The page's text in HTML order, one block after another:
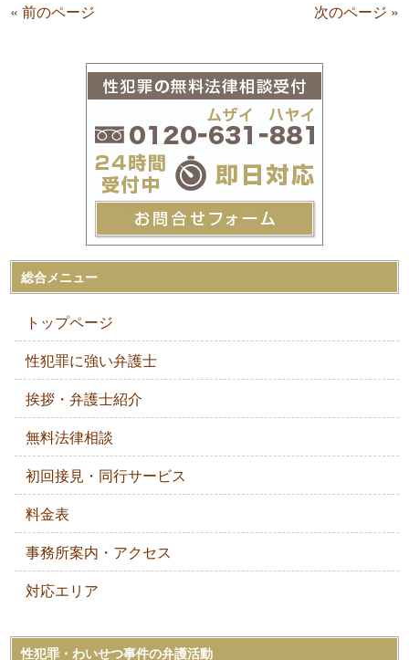
« 前のページ 次のページ »
総合メニュー
トップページ
性犯罪に強い弁護士
挨拶・弁護士紹介
無料法律相談
初回接見・同行サービス
料金表
事務所案内・アクセス
対応エリア
性犯罪・わいせつ事件の弁護活動